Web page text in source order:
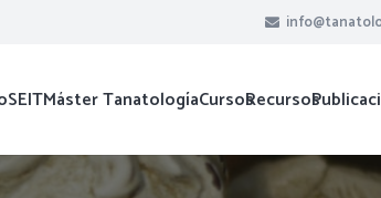
SEITMáster TanatologíaCursosRecursos